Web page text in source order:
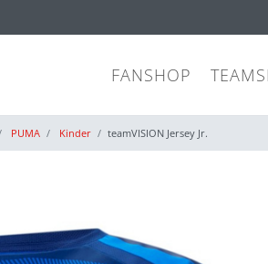
FANSHOP
PUMA Kinder teamVISION Jersey Jr.